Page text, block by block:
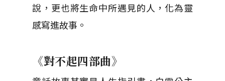
說，更也將生命中所遇見的人，化為靈
感寫進故事。
《對不起四部曲》